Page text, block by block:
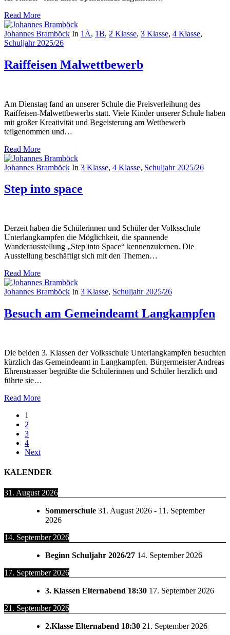
Read More
Johannes Bramböck In 1A, 1B, 2 Klasse, 3 Klasse, 4 Klasse,
Schuljahr 2025/26
Raiffeisen Malwettbewerb
Am Dienstag fand an unserer Schule die Preisverleihung des
Raiffeisen-Malwettbewerbs statt. Viele Kinder unserer Schule haben
mit großer Kreativität und Begeisterung am Wettbewerb
teilgenommen und…
Read More
Johannes Bramböck In 3 Klasse, 4 Klasse, Schuljahr 2025/26
Step into space
Derzeit haben die Schülerinnen und Schüler der Volksschule
Unterlangkampfen die Möglichkeit, die spannende
Wanderausstellung „Step into Space“ kennenzulernen. Die
Ausstellung beschäftigt sich mit den Themen…
Read More
Johannes Bramböck In 3 Klasse, Schuljahr 2025/26
Besuch am Gemeindeamt Langkampfen
Die beiden 3. Klassen der Volksschule Unterlangkampfen besuchten
kürzlich das Gemeindeamt in Langkampfen. Bürgermeister Andreas
Ehrenstrasser begrüßte die Schülerinnen und Schüler herzlich und
führte sie…
Read More
1
2
3
4
Next
KALENDER
31. August 2026
Sommerschule 31. August 2026 - 11. September
2026
14. September 2026
Beginn Schuljahr 2026/27 14. September 2026
17. September 2026
3. Klassen Elternabend 18:30 17. September 2026
21. September 2026
2.Klasse Elternabend 18:30 21. September 2026